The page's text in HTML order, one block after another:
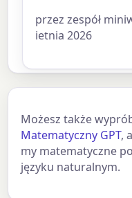
przez zespół
ietnia 2026
Możesz także
Matematyczny GPT,
my matematyczne
języku naturalnym.